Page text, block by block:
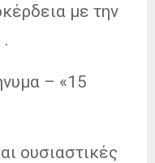
με την
– «15
ουσιαστικές